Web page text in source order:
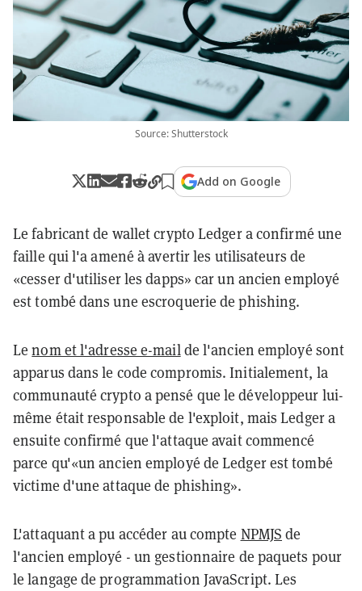
Source: Shutterstock
Add on Google
Le fabricant de wallet crypto Ledger a confirmé une
faille qui l'a amené à avertir les utilisateurs de
«cesser d'utiliser les dapps» car un ancien employé
est tombé dans une escroquerie de phishing.
Lenom et l'adresse e-mailde l'ancien employé sont
apparus dans le code compromis. Initialement, la
communauté crypto a pensé que le développeur lui-
même était responsable de l'exploit, mais Ledger a
ensuite confirmé que l'attaque avait commencé
parce qu'«un ancien employé de Ledger est tombé
victime d'une attaque de phishing».
L'attaquant a pu accéder au compte NPMJS de
l'ancien employé - un gestionnaire de paquets pour
le langage de programmation JavaScript. Les